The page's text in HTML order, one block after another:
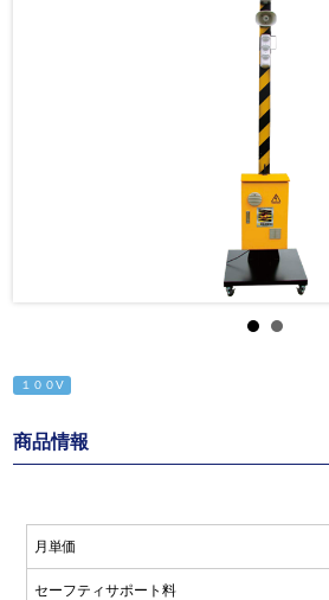
１００V
商品情報
月単価
セーフティサポート料